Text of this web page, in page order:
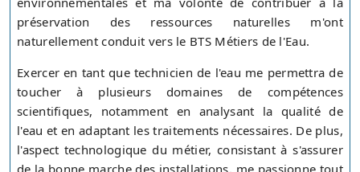
préservation des ressources naturelles m'ont
naturellement conduit vers le BTS Métiers de l'Eau.
Exercer en tant que technicien de l'eau me permettra de
toucher à plusieurs domaines de compétences
scientifiques, notamment en analysant la qualité de
l'eau et en adaptant les traitements nécessaires. De plus,
l'aspect technologique du métier, consistant à s'assurer